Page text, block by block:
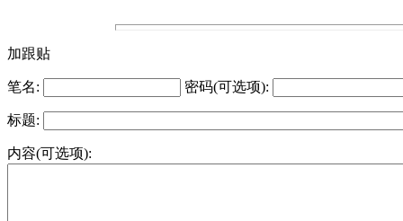
加跟贴
笔名: 密码(可选项):
标题:
内容(可选项):